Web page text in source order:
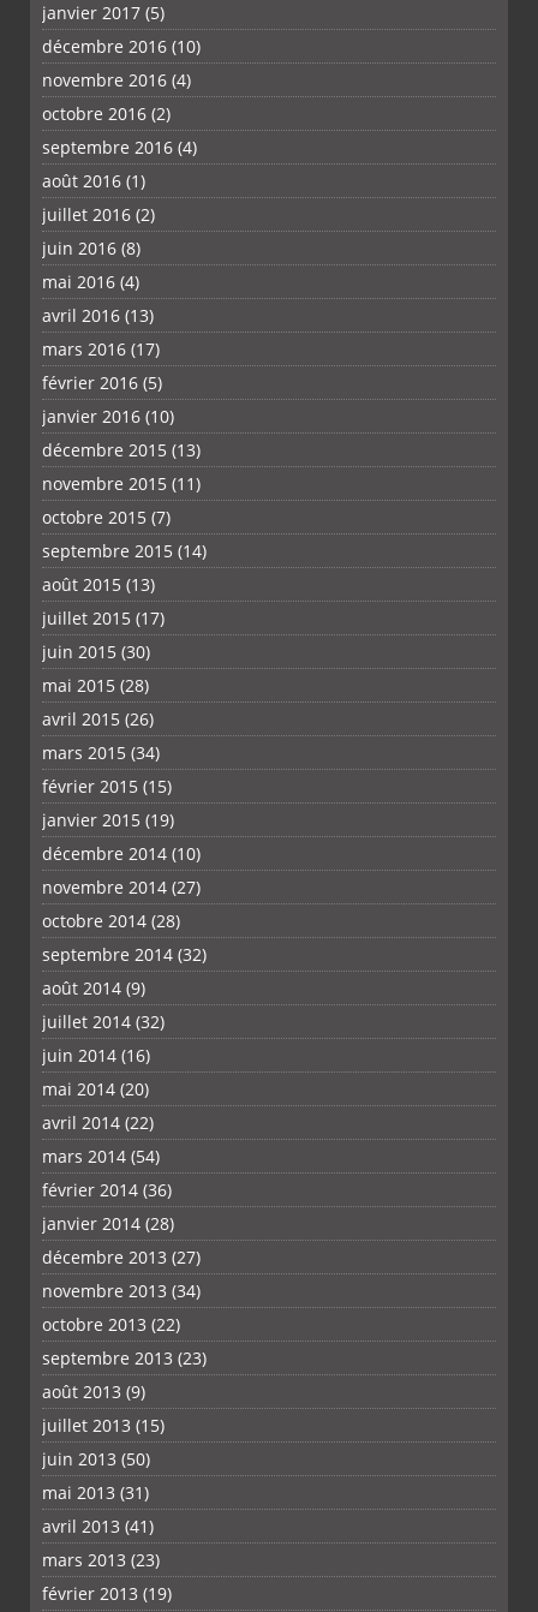
janvier 2017 (5)
décembre 2016 (10)
novembre 2016 (4)
octobre 2016 (2)
septembre 2016 (4)
août 2016 (1)
juillet 2016 (2)
juin 2016 (8)
mai 2016 (4)
avril 2016 (13)
mars 2016 (17)
février 2016 (5)
janvier 2016 (10)
décembre 2015 (13)
novembre 2015 (11)
octobre 2015 (7)
septembre 2015 (14)
août 2015 (13)
juillet 2015 (17)
juin 2015 (30)
mai 2015 (28)
avril 2015 (26)
mars 2015 (34)
février 2015 (15)
janvier 2015 (19)
décembre 2014 (10)
novembre 2014 (27)
octobre 2014 (28)
septembre 2014 (32)
août 2014 (9)
juillet 2014 (32)
juin 2014 (16)
mai 2014 (20)
avril 2014 (22)
mars 2014 (54)
février 2014 (36)
janvier 2014 (28)
décembre 2013 (27)
novembre 2013 (34)
octobre 2013 (22)
septembre 2013 (23)
août 2013 (9)
juillet 2013 (15)
juin 2013 (50)
mai 2013 (31)
avril 2013 (41)
mars 2013 (23)
février 2013 (19)